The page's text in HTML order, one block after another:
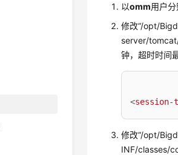
以omm用户
修改“/opt/
server/
钟，超时时间
<session-
修改“/opt/
INF/classes/